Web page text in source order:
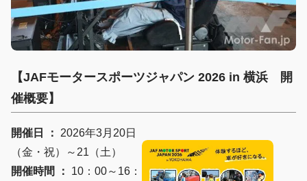
【JAFモータースポーツジャパン 2026 in 横浜 開
催概要】
開催日 ：
2026年3月20日
（金・祝）～21（土）
開催時間 ： 10：00～16：